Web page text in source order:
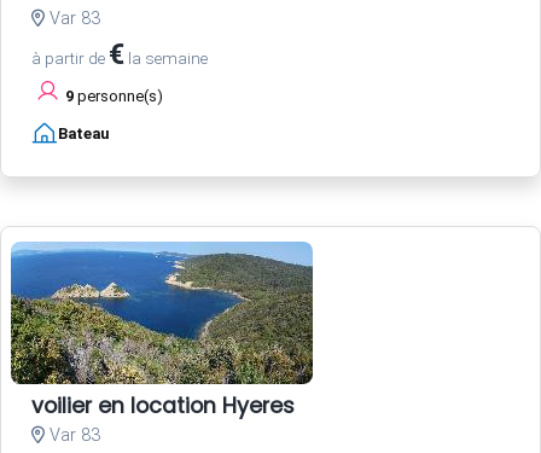
Var 83
à partir de € la semaine
9 personne(s)
Bateau
voilier en location Hyeres
Var 83